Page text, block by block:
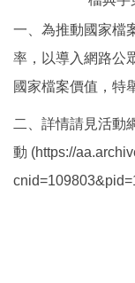
一、為推動國家檔
率，以導入網路公
國家檔案價值，特
二、詳情請見活動
動 (https://